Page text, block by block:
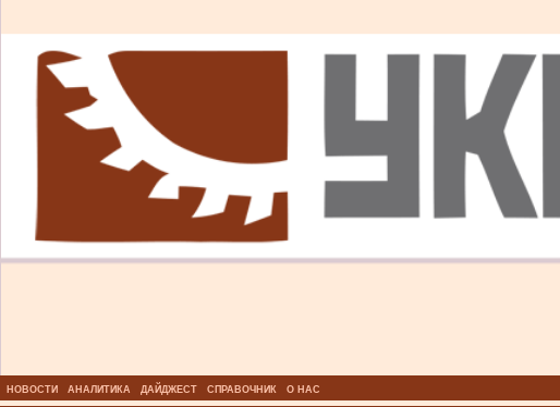
НОВОСТИ АНАЛИТИКА ДАЙДЖЕСТ СПРАВОЧНИК О НАС